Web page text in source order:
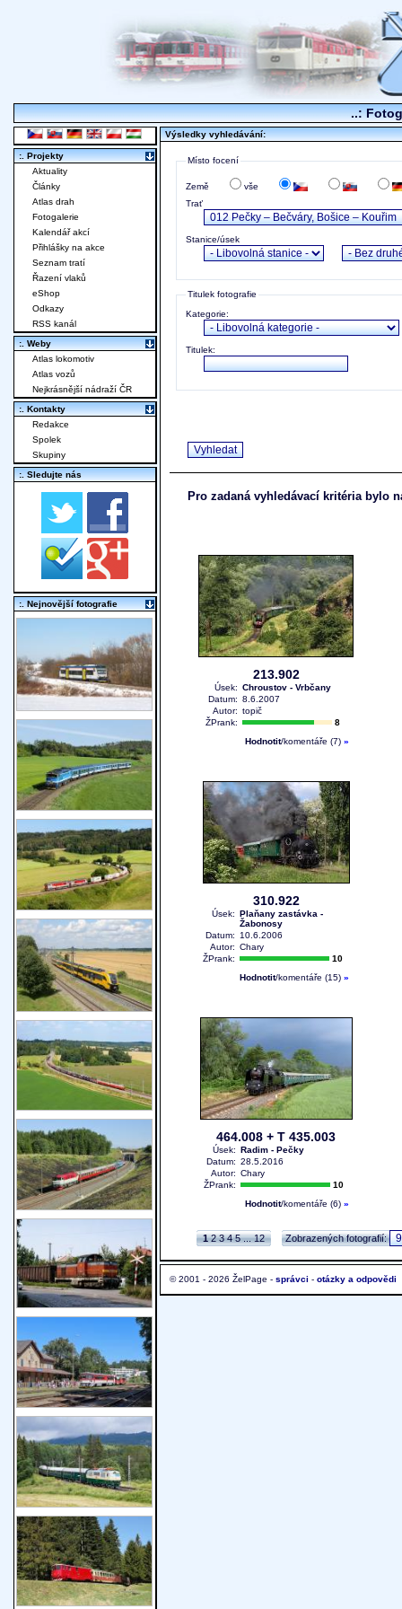
..:
Výsledky vyhledávání:
Místo focení
Země
vše
Trať
Stanice/úsek
Titulek fotografie
Kategorie:
Titulek:
Pro zadaná vyhledávací kritéria bylo
213.902
Úsek: Chroustov - Vrbčany
Datum: 8.6.2007
Autor: topič
ŽPrank:
8
Hodnotit/komentáře (7)»
310.922
Úsek: Plaňany zastávka -
Žabonosy
Datum:
10.6.2006
Autor: Chary
ŽPrank:
10
Hodnotit/komentáře (15)»
464.008 + T 435.003
Úsek: Radim - Pečky
Datum: 28.5.2016
Autor: Chary
ŽPrank:
10
Hodnotit/komentáře (6)»
1 2 3 4 5...12 Zobrazených fotografií:
© 2001 - 2026 ŽelPage - správci - otázky a odpovědi
:. Projekty
Aktuality
Články
Atlas drah
Fotogalerie
Kalendář akcí
Přihlášky na akce
Seznam tratí
Řazení vlaků
eShop
Odkazy
RSS kanál
:. Weby
Atlas lokomotiv
Atlas vozů
Nejkrásnější nádraží ČR
:. Kontakty
Redakce
Spolek
Skupiny
:. Sledujte nás
:. Nejnovější fotografie